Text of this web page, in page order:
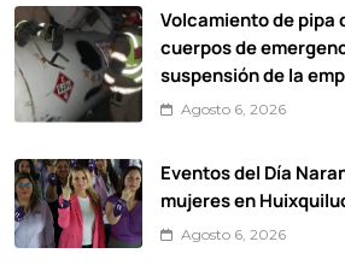
Volcamiento de pipa
cuerpos de
suspensión de la
Agosto 6, 2026
Eventos del Día
mujeres en
Agosto 6, 2026